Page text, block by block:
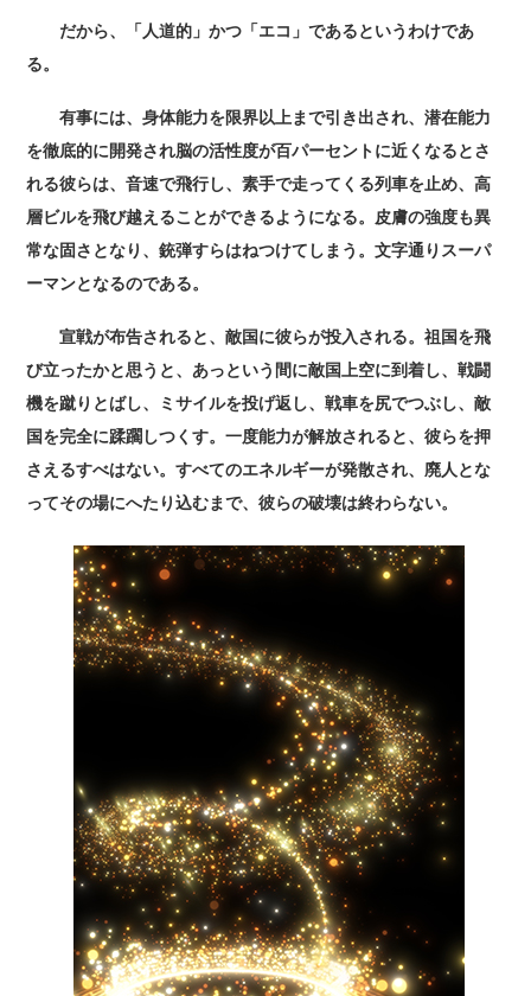
だから、「人道的」かつ「エコ」であるというわけであ
る。
有事には、身体能力を限界以上まで引き出され、潜在能力
を徹底的に開発され脳の活性度が百パーセントに近くなるとさ
れる彼らは、音速で飛行し、素手で走ってくる列車を止め、高
層ビルを飛び越えることができるようになる。皮膚の強度も異
常な固さとなり、銃弾すらはねつけてしまう。文字通りスーパ
ーマンとなるのである。
宣戦が布告されると、敵国に彼らが投入される。祖国を飛
び立ったかと思うと、あっという間に敵国上空に到着し、戦闘
機を蹴りとばし、ミサイルを投げ返し、戦車を尻でつぶし、敵
国を完全に蹂躙しつくす。一度能力が解放されると、彼らを押
さえるすべはない。すべてのエネルギーが発散され、廃人とな
ってその場にへたり込むまで、彼らの破壊は終わらない。